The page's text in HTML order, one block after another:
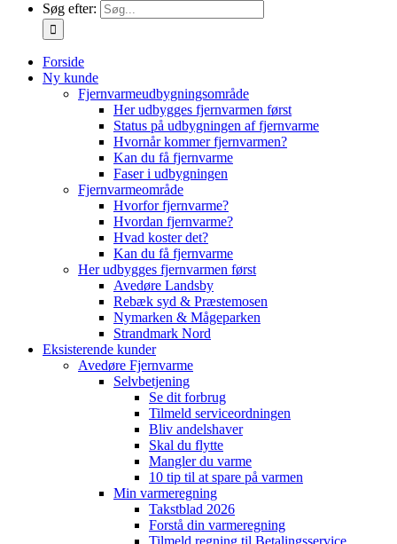
Søg efter:
Forside
Ny kunde
Fjernvarmeudbygningsområde
Her udbygges fjernvarmen først
Status på udbygningen af fjernvarme
Hvornår kommer fjernvarmen?
Kan du få fjernvarme
Faser i udbygningen
Fjernvarmeområde
Hvorfor fjernvarme?
Hvordan fjernvarme?
Hvad koster det?
Kan du få fjernvarme
Her udbygges fjernvarmen først
Avedøre Landsby
Rebæk syd & Præstemosen
Nymarken & Mågeparken
Strandmark Nord
Eksisterende kunder
Avedøre Fjernvarme
Selvbetjening
Se dit forbrug
Tilmeld serviceordningen
Bliv andelshaver
Skal du flytte
Mangler du varme
10 tip til at spare på varmen
Min varmeregning
Takstblad 2026
Forstå din varmeregning
Tilmeld regning til Betalingsservice